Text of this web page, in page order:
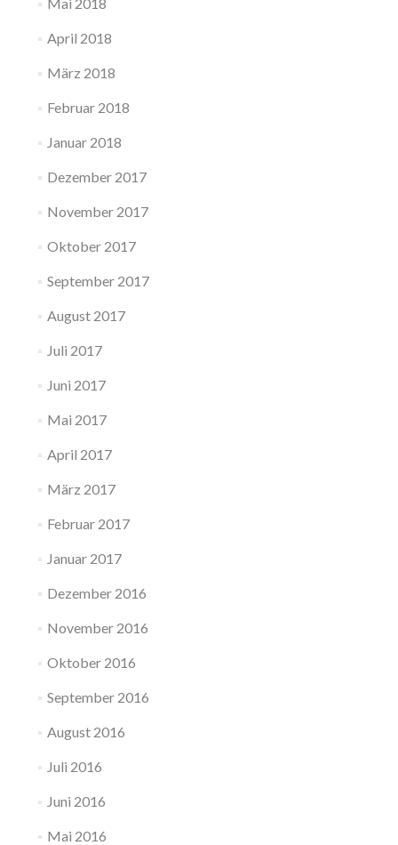
April 2018
März 2018
Februar 2018
Januar 2018
Dezember 2017
November 2017
Oktober 2017
September 2017
August 2017
Juli 2017
Juni 2017
Mai 2017
April 2017
März 2017
Februar 2017
Januar 2017
Dezember 2016
November 2016
Oktober 2016
September 2016
August 2016
Juli 2016
Juni 2016
Mai 2016